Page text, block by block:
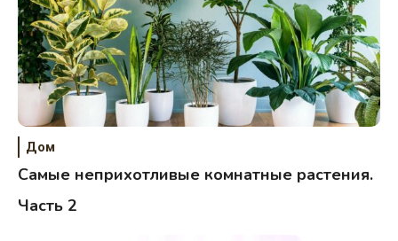
Дом
Самые неприхотливые комнатные растения.
Часть 2